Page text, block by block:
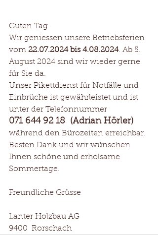
Guten Tag
Wir geniessen unsere Betriebsferien
vom 22.07.2024 bis 4.08.2024. Ab 5.
August 2024 sind wir wieder gerne
für Sie da.
Unser Pikettdienst für Notfälle und
Einbrüche ist gewährleistet und ist
unter der Telefonnummer
071 644 92 18  (Adrian Hörler)
während den Bürozeiten erreichbar.
Besten Dank und wir wünschen
Ihnen schöne und erholsame
Sommertage.
Freundliche Grüsse
Lanter Holzbau AG
9400  Rorschach